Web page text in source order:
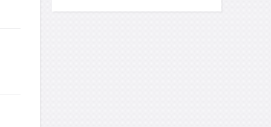
学员8HDJ62 针对READING